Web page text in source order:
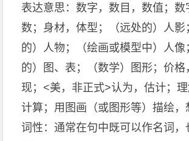
表达意思：数字，数目，数值；数
数；身材，体型；（远处的）人影
的）人物；（绘画或模型中）人像
的）图、表；（数学）图形；价格
现；<美，非正式>认为，估计；理
计算；用图画（或图形等）描绘，
词性：通常在句中既可以作名词，